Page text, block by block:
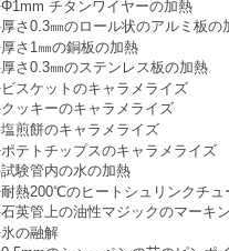
Φ1mm チタンワイヤーの加熱
厚さ0.3㎜のロール状のアルミ板の
厚さ1㎜の銅板の加熱
厚さ0.3㎜のステンレス板の加熱
ビスケットのキャラメライズ
クッキーのキャラメライズ
塩煎餅のキャラメライズ
ポテトチップスのキャラメライズ
試験管内の水の加熱
耐熱200℃のヒートシュリンクチュ
石英管上の油性マジックのマーキン
氷の融解